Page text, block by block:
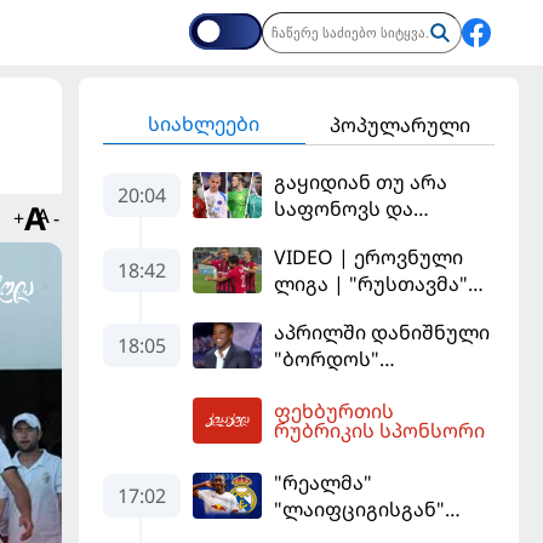
+ -
სიახლეები პოპულარული
20:04
გაყიდიან თუ არა
საფონოვს და
იქნება პსჟ-ს
ძირითადი მეკარე?
18:42
VIDEO | ეროვნული
ლიგა | "რუსთავმა"
დამსახურებულად
მოიგო, "ტორპედომ"
18:05
აპრილში დანიშნული
"ბორდოს"
გადააყენეს
ფეხბურთის
რუბრიკის სპონსორი
17:02
"რეალმა"
"ლაიფციგისგან"